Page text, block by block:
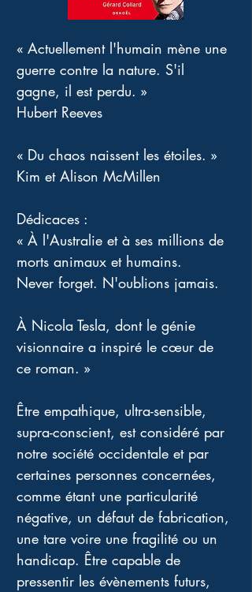
« Actuellement l'humain mène une
guerre contre la nature. S'il
gagne, il est perdu. »
Hubert Reeves
« Du chaos naissent les étoiles. »
Kim et Alison McMillen
Dédicaces :
« À l'Australie et à ses millions de
morts animaux et humains.
Never forget. N'oublions jamais.
À Nicola Tesla, dont le génie
visionnaire a inspiré le cœur de
ce roman. »
Être empathique, ultra-sensible,
supra-conscient, est considéré par
notre société occidentale et par
certaines personnes concernées,
comme étant une particularité
négative, un défaut de fabrication,
une tare voire une fragilité ou un
handicap. Être capable de
pressentir les évènements futurs,